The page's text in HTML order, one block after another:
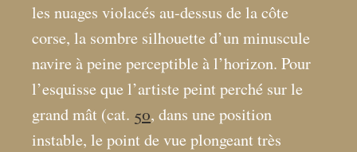
les nuages violacés au-dessus de la côte
corse, la sombre silhouette d’un minuscule
navire à peine perceptible à l’horizon. Pour
l’esquisse que l’artiste peint perché sur le
grand mât (cat. 50, dans une position
instable, le point de vue plongeant très